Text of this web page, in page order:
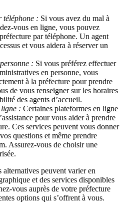
téléphone : Si vous avez du mal à
vous en ligne, vous pouvez
par téléphone. Un agent
et vous aidera à réserver un
: Si vous préférez effectuer
en personne, vous
à la préfecture pour prendre
de vous renseigner sur les horaires
des agents d’accueil.
: Certaines plateformes en ligne
pour vous aider à prendre
Ces services peuvent vous donner
questions et même prendre
Assurez-vous de choisir une
peuvent varier en
et des services disponibles
vous auprès de votre préfecture
options qui s’offrent à vous.